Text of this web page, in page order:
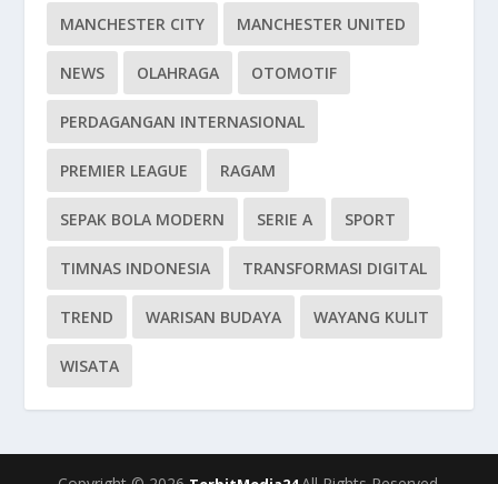
MANCHESTER CITY MANCHESTER UNITED
NEWS OLAHRAGA OTOMOTIF
PERDAGANGAN INTERNASIONAL
PREMIER LEAGUE RAGAM
SEPAK BOLA MODERN SERIE A SPORT
TIMNAS INDONESIA TRANSFORMASI DIGITAL
TREND WARISAN BUDAYA WAYANG KULIT
WISATA